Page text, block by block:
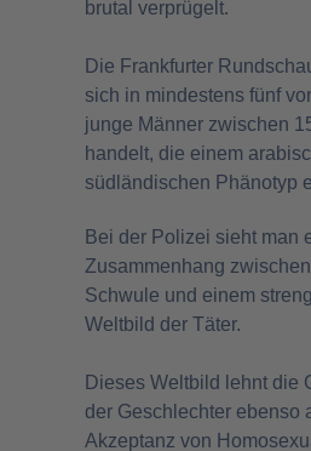
brutal verprügelt.
Die Frankfurter
sich in mindestens fünf
junge Männer zwischen
handelt, die einem
südländischen Phänotyp
Bei der Polizei sieht man
Zusammenhang
Schwule und einem
Weltbild der Täter.
Dieses Weltbild lehnt die
der Geschlechter ebenso
Akzeptanz von